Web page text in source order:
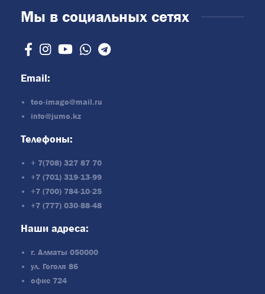
Мы в социальных сетях
Email:
too-imago@mail.ru
info@jumo.kz
Телефоны:
+ 7(708) 327 87 70
+7 (701) 319-13-99
+7 (700) 784-10-25
+7 (777) 030-88-48
Наши адреса:
г. Алматы 050000
ул. Гоголя 86
офис 724